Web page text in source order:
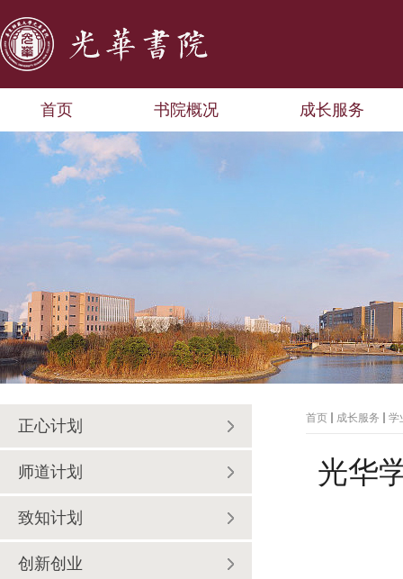
首页 书院概况 成长服务
正心计划
师道计划
致知计划
创新创业
首页 成长服务 学
光华